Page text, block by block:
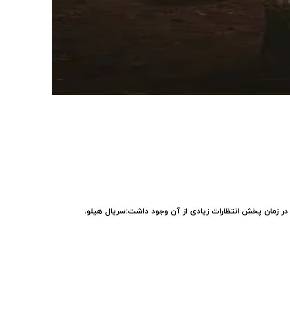
زمان پخش انتظارات زیادی از آن وجود داشت:سریال هیلو.